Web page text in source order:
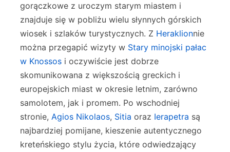
gorączkowe z uroczym starym miastem i
znajduje się w pobliżu wielu słynnych górskich
wiosek i szlaków turystycznych. Z Heraklionnie
można przegapić wizyty w Stary minojski pałac
w Knossos i oczywiście jest dobrze
skomunikowana z większością greckich i
europejskich miast w okresie letnim, zarówno
samolotem, jak i promem. Po wschodniej
stronie, Agios Nikolaos, Sitia oraz Ierapetra są
najbardziej pomijane, kieszenie autentycznego
kreteńskiego stylu życia, które odwiedzający